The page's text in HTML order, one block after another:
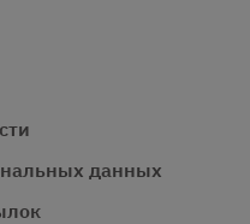
данных